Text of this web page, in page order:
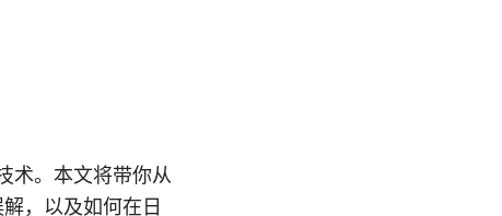
术。本文将带你从
，以及如何在日